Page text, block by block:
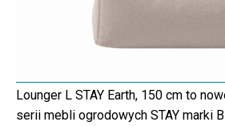
Lounger L STAY Earth, 150 cm to
serii mebli ogrodowych STAY marki